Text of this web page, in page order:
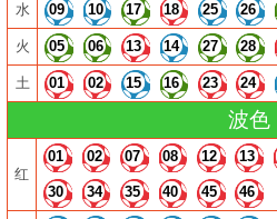
水 09 10 17 18 25 26
火 05 06 13 14 27 28
土 01 02 15 16 23 24
波色
红
01 02 07 08 12 13
30 34 35 40 45 46